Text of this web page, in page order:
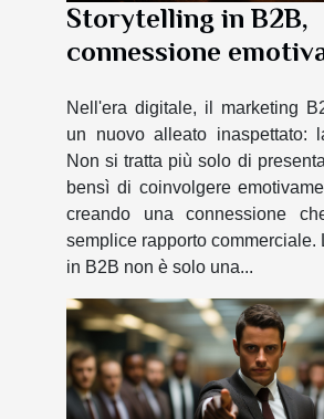
Storytelling in B2B,
connessione
Nell'era digitale, il marketing
un nuovo alleato inaspettato:
Non si tratta più solo di
bensì di coinvolgere
creando una connessione
semplice rapporto commerciale.
in B2B non è solo una...